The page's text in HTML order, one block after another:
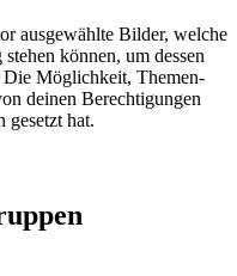
ausgewählte Bilder, welche
können, um dessen
Möglichkeit, Themen-
deinen Berechtigungen
gesetzt hat.